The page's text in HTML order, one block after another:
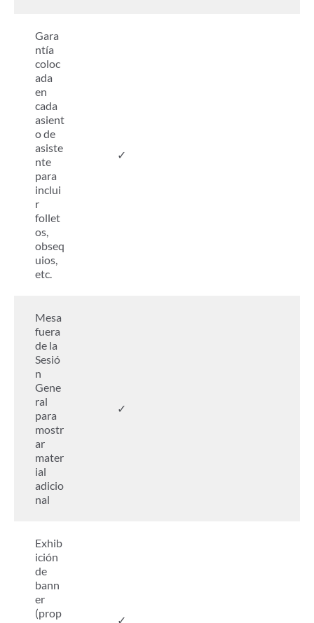
Gara
ntía
coloc
ada
en
cada
asient
o de
asiste
nte
para
inclui
r
follet
os,
obseq
uios,
etc.
✓
Mesa
fuera
de la
Sesió
n
Gene
ral
para
mostr
ar
mater
ial
adicio
nal
✓
Exhib
ición
de
bann
er
(prop
✓